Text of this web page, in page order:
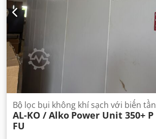
Bộ lọc bụi không khí sạch với biến tần
AL-KO / Alko Power Unit 350+ P
FU